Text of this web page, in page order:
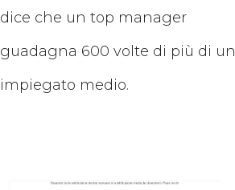
dice che un top manager
guadagna 600 volte di più di un
impiegato medio.